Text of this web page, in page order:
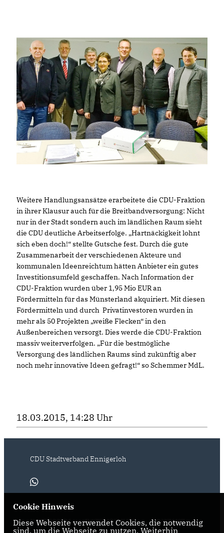
Weitere Handlungsansätze erarbeitete die CDU-Fraktion
in ihrer Klausur auch für die Breitbandversorgung: Nicht
nur in der Stadt sondern auch im ländlichen Raum sieht
die CDU deutliche Arbeitserfolge. „Hartnäckigkeit lohnt
sich eben doch!“ stellte Gutsche fest. Durch die gute
Zusammenarbeit der verschiedenen Akteure und
kommunalen Ideenreichtum hätten Anbieter ein gutes
Investitionsumfeld geschaffen. Nach Information der
CDU-Fraktion wurden über 1,95 Mio EUR an
Fördermitteln für das Münsterland akquiriert. Mit diesen
Fördermitteln und durch Privatinvestoren wurden in
mehr als 50 Projekten „weiße Flecken“ in den
Außenbereichen versorgt. Dies werde die CDU-Fraktion
massiv weiterverfolgen. „Für die bestmögliche
Versorgung des ländlichen Raums sind zukünftig aber
noch mehr innovative Ideen gefragt!“ so Schemmer MdL.
18.03.2015, 14:28 Uhr
CDU Stadtverband Ennigerloh
IMPRESSUM DATENSCHUTZ KONTAKT
Cookie Hinweis
Diese Webseite verwendet Cookies, die notwendig
sind, um die Webseite zu nutzen. Weiterhin